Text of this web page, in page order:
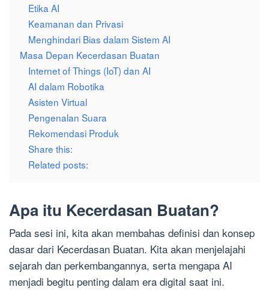
Etika AI
Keamanan dan Privasi
Menghindari Bias dalam Sistem AI
Masa Depan Kecerdasan Buatan
Internet of Things (IoT) dan AI
AI dalam Robotika
Asisten Virtual
Pengenalan Suara
Rekomendasi Produk
Share this:
Related posts:
Apa itu Kecerdasan Buatan?
Pada sesi ini, kita akan membahas definisi dan konsep
dasar dari Kecerdasan Buatan. Kita akan menjelajahi
sejarah dan perkembangannya, serta mengapa AI
menjadi begitu penting dalam era digital saat ini.